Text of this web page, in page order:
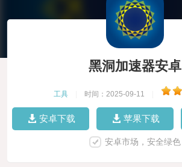
黑洞加速器安卓
工具 时间：2025-09-11
安卓下载 苹果下载
安卓市场，安全绿色